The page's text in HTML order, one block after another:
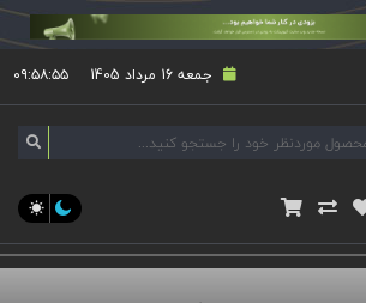
جمعه 16 مرداد 1405 ۰۹:۵۸:۵۵